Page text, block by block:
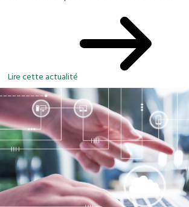
Lire cette actualité